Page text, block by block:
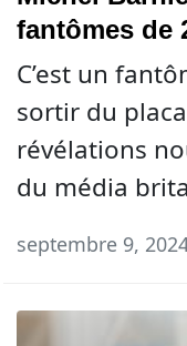
fantômes de
C’est un
sortir du
révélations
du média
septembre 9,